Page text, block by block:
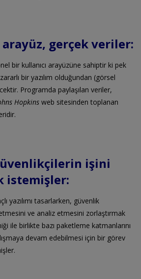
gerçek veriler:
bir kullanıcı arayüzüne sahiptir ki pek
bir yazılım olduğundan (görsel
Programda paylaşılan veriler,
Hopkins web sitesinden toplanan
işini
istemişler:
yazılımı tasarlarken, güvenlik
ve analiz etmesini zorlaştırmak
ile birlikte bazı paketleme katmanlarını
devam edebilmesi için bir görev